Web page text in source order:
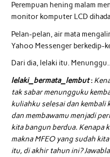
Perempuan hening malam
monitor komputer LCD
Pelan-pelan, air mata
Yahoo Messenger berkedip-
Dari dia, lelaki itu. Menunggu..
lelaki_bermata_lembut:
tak sabar menungguku
kuliahku selesai dan kembali
dan membawamu menjadi
kita bangun berdua. Kenapa
makna MFEO yang sudah
itu, di akhir tahun ini?